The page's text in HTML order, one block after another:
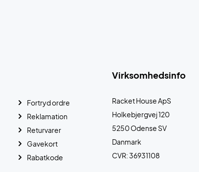
Virksomhedsinfo
Racket House ApS
Holkebjergvej 120
5250 Odense SV
Danmark
CVR: 36931108
Fortryd ordre
Reklamation
Returvarer
Gavekort
Rabatkode